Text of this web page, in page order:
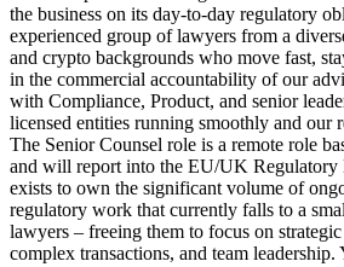
the business on its day-to-day regulatory
experienced group of lawyers from a
and crypto backgrounds who move fast,
in the commercial accountability of our
with Compliance, Product, and senior
licensed entities running smoothly and our
The Senior Counsel role is a remote role
and will report into the EU/UK Regulatory
exists to own the significant volume of
regulatory work that currently falls to a
lawyers – freeing them to focus on
complex transactions, and team leadership.